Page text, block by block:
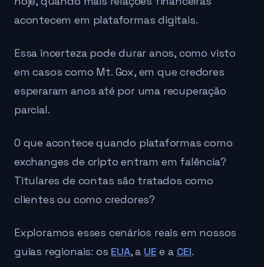
acontecem em plataformas digitais.
Essa incerteza pode durar anos, como visto
em casos como Mt. Gox, em que credores
esperaram anos até por uma recuperação
parcial.
O que acontece quando plataformas como
exchanges de cripto entram em falência?
Titulares de contas são tratados como
clientes ou como credores?
Exploramos esses cenários reais em nossos
guias regionais: os EUA, a UE e a CEI.